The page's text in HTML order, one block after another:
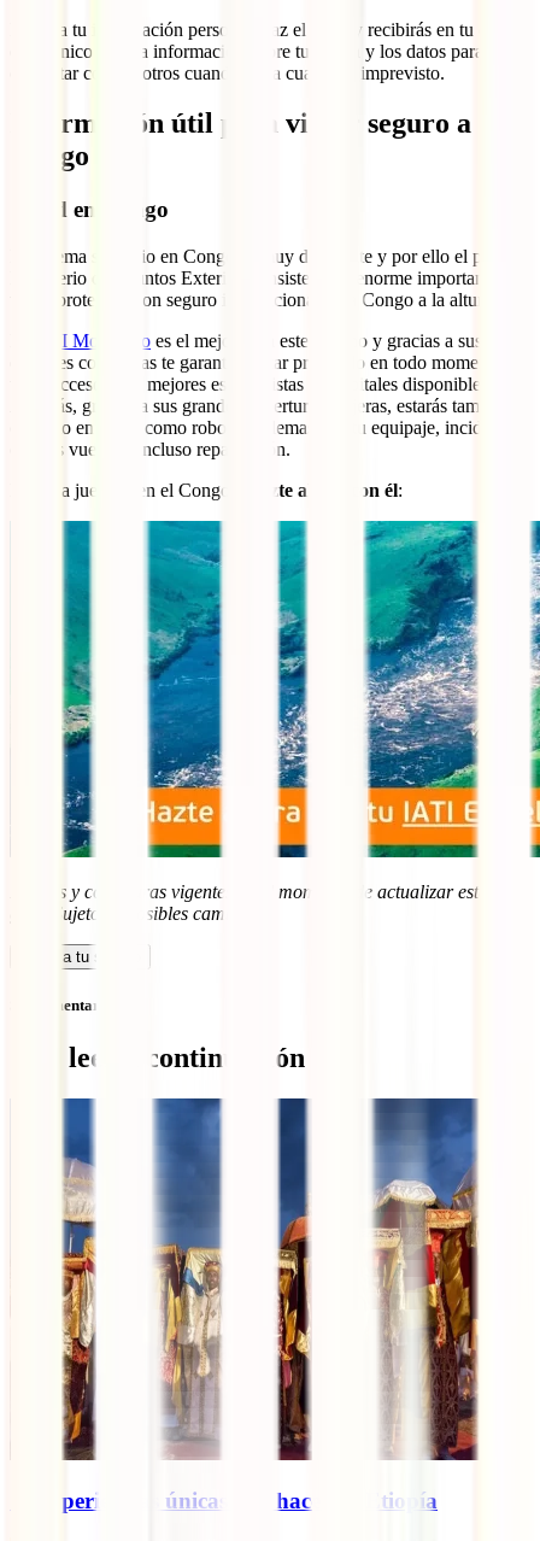
Rellena tu información personal, haz el pago y recibirás en tu correo
electrónico toda la información sobre tu póliza y los datos para
contactar con nosotros cuando surja cualquier imprevisto.
Información útil para viajar seguro a
Congo
Salud en Congo
El sistema sanitario en Congo es muy deficiente y por ello el propio
Ministerio de Asuntos Exteriores insiste en la enorme importancia de
viajar protegido con seguro internacional para Congo a la altura.
IATI Mochilero es el mejor para este destino y gracias a sus
enormes coberturas te garantiza estar protegido en todo momento y
tener acceso a los mejores especialistas y hospitales disponibles.
Además, gracias a sus grandes coberturas viajeras, estarás también
cubierto en casos como robo, problemas con tu equipaje, incidentes
con tus vuelos o incluso repatriación.
No te la juegues en el Congo y
hazte ahora con él:
Precios y coberturas vigentes en el momento de actualizar esta
guía. Sujetos a posibles cambios
Calcula tu seguro
Sin comentarios
Qué leer a continuación
10 experiencias únicas que hacer en Etiopía